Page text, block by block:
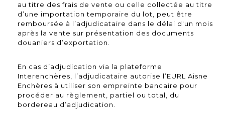
au titre des frais de vente ou celle collectée au titre
d’une importation temporaire du lot, peut être
remboursée à l’adjudicataire dans le délai d'un mois
après la vente sur présentation des documents
douaniers d’exportation.
En cas d’adjudication via la plateforme
Interenchères, l’adjudicataire autorise l’EURL Aisne
Enchères à utiliser son empreinte bancaire pour
procéder au règlement, partiel ou total, du
bordereau d’adjudication.